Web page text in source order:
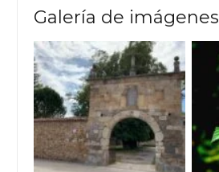
Galería de imágenes